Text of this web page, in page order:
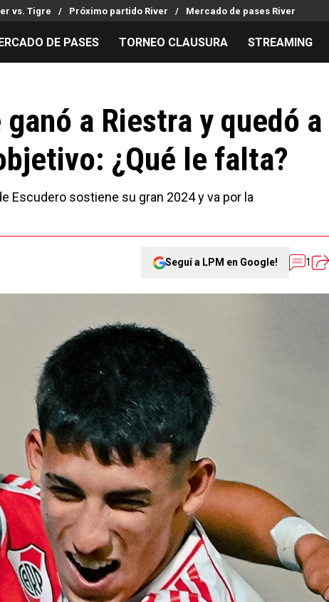
vs. Tigre Próximo partido River Mercado de pases River
Mercado de Pases
tácticos
Juanfer Quintero
Coudet
Streaming
Entradas
Hinchas
Los goles de River
Noticias
Guías
Códigos
Pronósticos
DE PASES TORNEO CLAUSURA STREAMING
a Riestra y quedó a
¿Qué le falta?
Escudero sostiene su gran 2024 y va por la
Seguí a LPM en Google! 1